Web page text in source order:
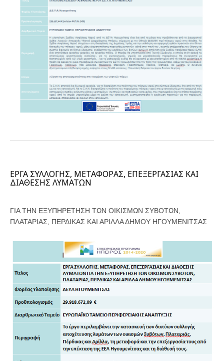
ΕΡΓΑ ΣΥΛΛΟΓΗΣ, ΜΕΤΑΦΟΡΑΣ, ΕΠΕΞΕΡΓΑΣΙΑΣ ΚΑΙ
ΔΙΑΘΕΣΗΣ ΛΥΜΑΤΩΝ
ΓΙΑ ΤΗΝ ΕΞΥΠΗΡΕΤΗΣΗ ΤΩΝ ΟΙΚΙΣΜΩΝ ΣΥΒΟΤΩΝ,
ΠΛΑΤΑΡΙΑΣ, ΠΕΡΔΙΚΑΣ ΚΑΙ ΑΡΙΛΛΑ ΔΗΜΟΥ ΗΓΟΥΜΕΝΙΤΣΑΣ